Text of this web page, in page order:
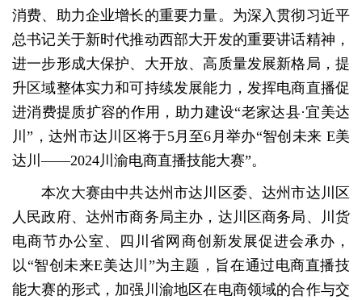
消费、助力企业增长的重要力量。为深入贯彻习近平
总书记关于新时代推动西部大开发的重要讲话精神，
进一步形成大保护、大开放、高质量发展新格局，提
升区域整体实力和可持续发展能力，发挥电商直播促
进消费提质扩容的作用，助力建设“老家达县·宜美达
川”，达州市达川区将于5月至6月举办“智创未来 E美
达川——2024川渝电商直播技能大赛”。
本次大赛由中共达州市达川区委、达州市达川区
人民政府、达州市商务局主办，达川区商务局、川货
电商节办公室、四川省网商创新发展促进会承办，
以“智创未来E美达川”为主题，旨在通过电商直播技
能大赛的形式，加强川渝地区在电商领域的合作与交